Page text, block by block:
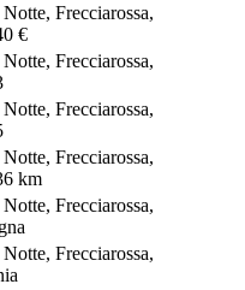
Frecciarossa,
€
Frecciarossa,
Frecciarossa,
Frecciarossa,
km
Frecciarossa,
Frecciarossa,